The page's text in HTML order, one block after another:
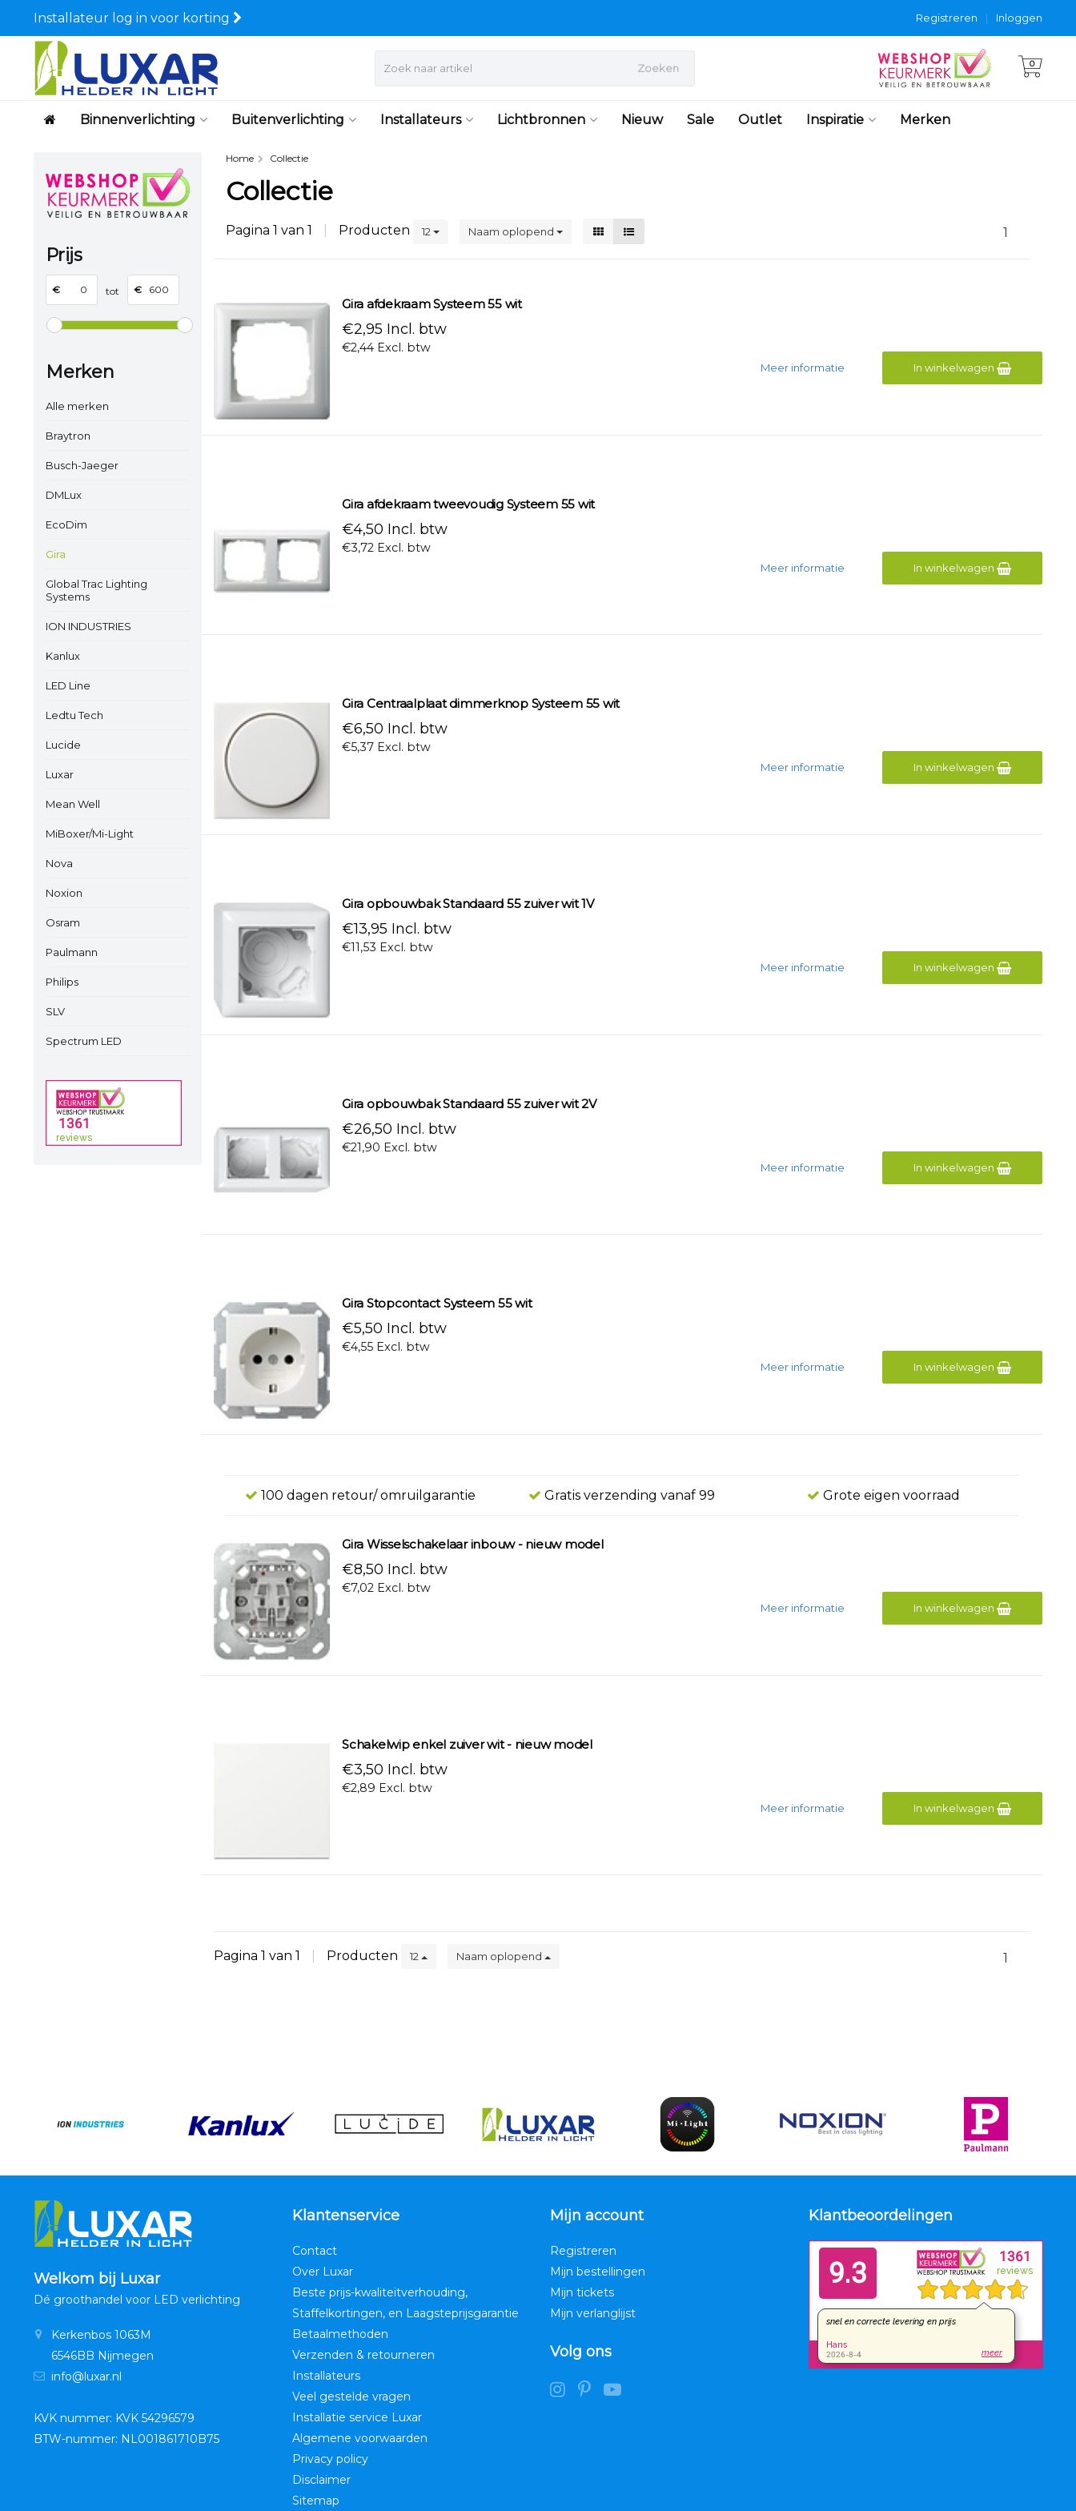
Installateur log in voor korting Inloggen
|
Registreren
Zoeken 0
Binnenverlichting Buitenverlichting Installateurs Lichtbronnen Nieuw Sale Outlet Inspiratie Merken
Prijs
€ tot €
Merken
Alle merken
Braytron
Busch-Jaeger
DMLux
EcoDim
Gira
Global Trac Lighting
Systems
ION INDUSTRIES
Kanlux
LED Line
Ledtu Tech
Lucide
Luxar
Mean Well
MiBoxer/Mi-Light
Nova
Noxion
Osram
Paulmann
Philips
SLV
Spectrum LED
Home Collectie
Collectie
Pagina 1 van 1 Producten 12 Naam oplopend 1
Gira afdekraam Systeem 55 wit
€2,95 Incl. btw
€2,44 Excl. btw
In winkelwagen
Meer informatie
Gira afdekraam tweevoudig Systeem 55 wit
€4,50 Incl. btw
€3,72 Excl. btw
In winkelwagen
Meer informatie
Gira Centraalplaat dimmerknop Systeem 55 wit
€6,50 Incl. btw
€5,37 Excl. btw
In winkelwagen
Meer informatie
Gira opbouwbak Standaard 55 zuiver wit 1V
€13,95 Incl. btw
€11,53 Excl. btw
In winkelwagen
Meer informatie
Gira opbouwbak Standaard 55 zuiver wit 2V
€26,50 Incl. btw
€21,90 Excl. btw
In winkelwagen
Meer informatie
Gira Stopcontact Systeem 55 wit
€5,50 Incl. btw
€4,55 Excl. btw
In winkelwagen
Meer informatie
100 dagen retour/ omruilgarantie Gratis verzending vanaf 99 Grote eigen voorraad
Gira Wisselschakelaar inbouw - nieuw model
€8,50 Incl. btw
€7,02 Excl. btw
In winkelwagen
Meer informatie
Schakelwip enkel zuiver wit - nieuw model
€3,50 Incl. btw
€2,89 Excl. btw
In winkelwagen
Meer informatie
Pagina 1 van 1 Producten 12 Naam oplopend 1
Welkom bij Luxar
Dé groothandel voor LED verlichting
Kerkenbos 1063M
6546BB Nijmegen
info@luxar.nl
KVK nummer: KVK 54296579
BTW-nummer: NL001861710B75
Klantenservice
Contact
Over Luxar
Beste prijs-kwaliteitverhouding,
Staffelkortingen, en Laagsteprijsgarantie
Betaalmethoden
Verzenden & retourneren
Installateurs
Veel gestelde vragen
Installatie service Luxar
Algemene voorwaarden
Privacy policy
Disclaimer
Sitemap
Mijn account
Registreren
Mijn bestellingen
Mijn tickets
Mijn verlanglijst
Volg ons
Klantbeoordelingen